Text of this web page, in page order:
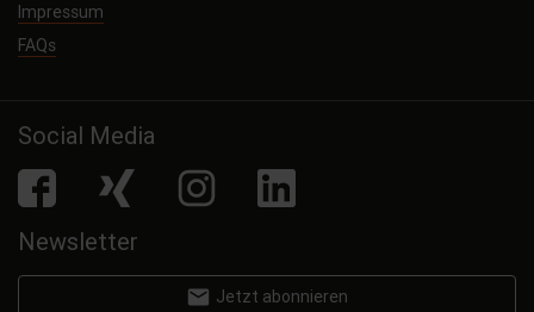
Impressum
FAQs
Social Media
facebook Xing Instagram LinkedIn
Newsletter
email Jetzt abonnieren